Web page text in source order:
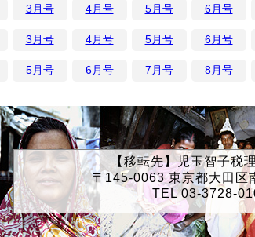
3月号 4月号 5月号 6月号
3月号 4月号 5月号 6月号
5月号 6月号 7月号 8月号
【移転先】児玉智子税
〒145-0063 東京都大田区
TEL 03-3728-